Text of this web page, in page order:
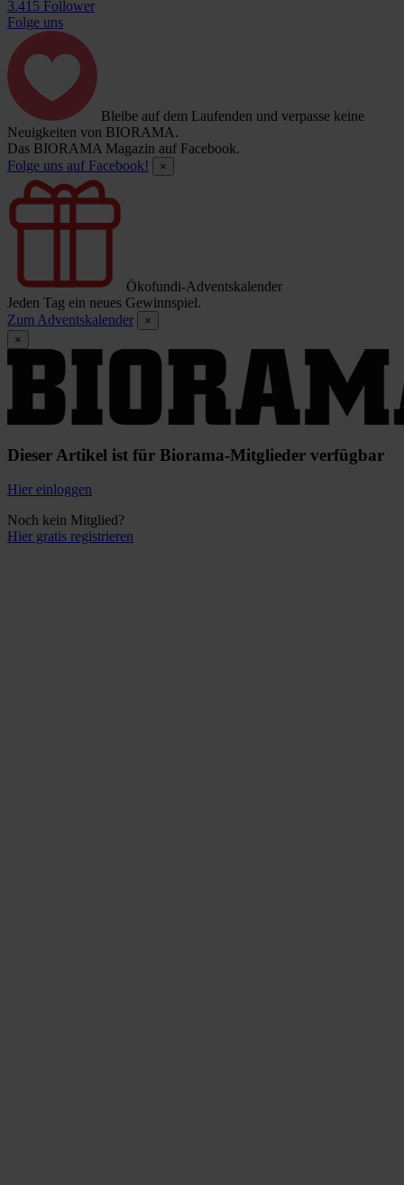
3.415 Follower
Folge uns
Bleibe auf dem Laufenden und verpasse keine
Neuigkeiten von BIORAMA.
Das BIORAMA Magazin auf Facebook.
Folge uns auf Facebook!
×
Ökofundi-Adventskalender
Jeden Tag ein neues Gewinnspiel.
Zum Adventskalender
×
×
Dieser Artikel ist für Biorama-Mitglieder verfügbar
Hier einloggen
Noch kein Mitglied?
Hier gratis registrieren